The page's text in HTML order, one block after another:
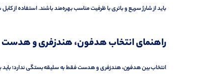
باید از شارژ سریع و باتری با ظرفیت مناسب بهره‌مند باشند. استفاده ازکابل
راهنمای انتخاب هدفون، هندزفری و هدست
انتخاب بین هدفون، هندزفری و هدست فقط به سلیقه بستگی ندارد؛